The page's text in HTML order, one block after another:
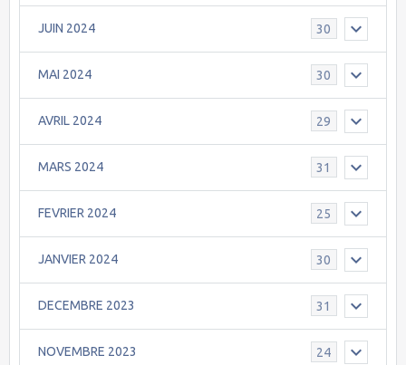
JUIN 2024 30
MAI 2024 30
AVRIL 2024 29
MARS 2024 31
FEVRIER 2024 25
JANVIER 2024 30
DECEMBRE 2023 31
NOVEMBRE 2023 24